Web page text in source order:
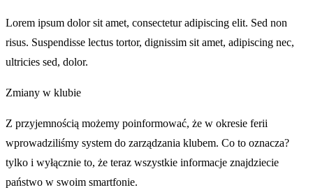
Lorem ipsum dolor sit amet, consectetur adipiscing elit. Sed non
risus. Suspendisse lectus tortor, dignissim sit amet, adipiscing nec,
ultricies sed, dolor.
Zmiany w klubie
Z przyjemnością możemy poinformować, że w okresie ferii
wprowadziliśmy system do zarządzania klubem. Co to oznacza?
tylko i wyłącznie to, że teraz wszystkie informacje znajdziecie
państwo w swoim smartfonie.